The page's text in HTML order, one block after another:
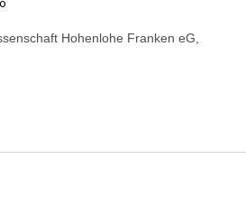
Hohenlohe Franken eG,